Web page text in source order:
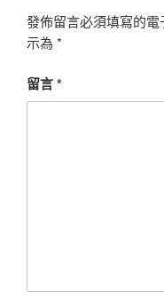
發佈留言必須填寫的電
示為 *
留言*